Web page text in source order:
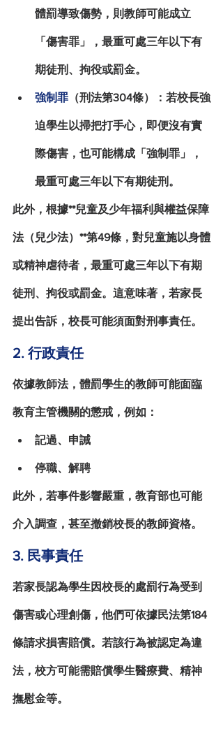
體罰導致傷勢，則教師可能成立
「傷害罪」，最重可處三年以下有
期徒刑、拘役或罰金。
強制罪 （刑法第304條） ：若校長強
迫學生以掃把打手心，即便沒有實
際傷害，也可能構成「強制罪」，
最重可處三年以下有期徒刑。
此外，根據**兒童及少年福利與權益保障
法（兒少法）**第49條，對兒童施以身體
或精神虐待者，最重可處三年以下有期
徒刑、拘役或罰金。這意味著，若家長
提出告訴，校長可能須面對刑事責任。
2. 行政責任
依據教師法，體罰學生的教師可能面臨
教育主管機關的懲戒，例如：
記過、申誡
停職、解聘
此外，若事件影響嚴重，教育部也可能
介入調查，甚至撤銷校長的教師資格。
3. 民事責任
若家長認為學生因校長的處罰行為受到
傷害或心理創傷，他們可依據民法第184
條請求損害賠償。若該行為被認定為違
法，校方可能需賠償學生醫療費、精神
撫慰金等。